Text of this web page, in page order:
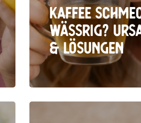
Kaffee
wässrig?
& Lösungen